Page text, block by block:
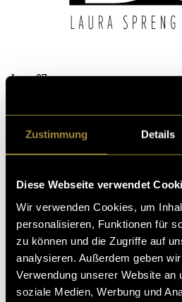
Zustimmung Details
Diese Webseite verwendet
Wir verwenden Cookies, um
personalisieren, Funktionen für
zu können und die Zugriffe auf
analysieren. Außerdem geben
Verwendung unserer Website an
soziale Medien, Werbung und
Logo 07
Das Logo hatte meiner
obere linke Ecke.
dem Logo Nummer 18.
Liebe Laura, ich wünsche dir
Erfolg.